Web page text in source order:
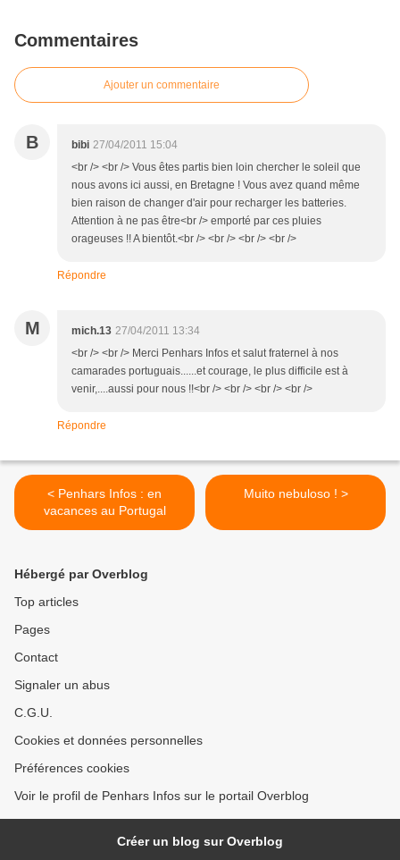
Commentaires
Ajouter un commentaire
B bibi 27/04/2011 15:04
<br /> <br /> Vous êtes partis bien loin chercher le soleil que
nous avons ici aussi, en Bretagne ! Vous avez quand même
bien raison de changer d'air pour recharger les batteries.
Attention à ne pas être<br /> emporté par ces pluies
orageuses !! A bientôt.<br /> <br /> <br /> <br />
Répondre
M mich.13 27/04/2011 13:34
<br /> <br /> Merci Penhars Infos et salut fraternel à nos
camarades portuguais......et courage, le plus difficile est à
venir,....aussi pour nous !!<br /> <br /> <br /> <br />
Répondre
< Penhars Infos : en
vacances au Portugal
Muito nebuloso ! >
Hébergé par Overblog
Top articles
Pages
Contact
Signaler un abus
C.G.U.
Cookies et données personnelles
Préférences cookies
Voir le profil de Penhars Infos sur le portail Overblog
Créer un blog sur Overblog